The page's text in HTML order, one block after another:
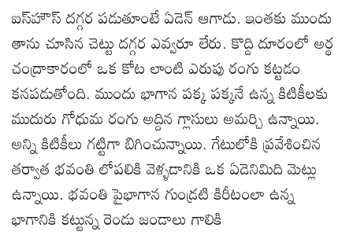
ఐస్‌హౌస్‌ దగ్గర పడుతూంటే ఏడెన్ ఆగాడు. ఇంతకు ముందు
తాను చూసిన చెట్టు దగ్గర ఎవ్వరూ లేరు. కొద్ది దూరంలో అర్థ
చంద్రాకారంలో ఒక కోట లాంటి ఎరుపు రంగు కట్టడం
కనపడుతోంది. ముందు భాగాన పక్క పక్కనే ఉన్న కిటికీలకు
ముదురు గోధుమ రంగు అద్దిన గ్లాసులు అమర్చి ఉన్నాయి.
అన్ని కిటికీలు గట్టిగా బిగించున్నాయి. గేటులోకి ప్రవేశించిన
తర్వాత భవంతి లోపలికి వెళ్ళడానికి ఒక ఏడెనిమిది మెట్లు
ఉన్నాయి. భవంతి పైభాగాన గుండ్రటి కిరీటంలా ఉన్న
భాగానికి కట్టున్న రెండు జండాలు గాలికి